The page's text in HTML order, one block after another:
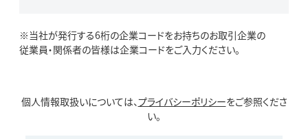
※当社が発行する6桁の企業コードをお持ちのお取引企業の
従業員・関係者の皆様は企業コードをご入力ください。
個人情報取扱いについては、プライバシーポリシーをご参照くださ
い。